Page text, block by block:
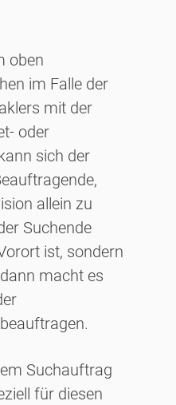
oben
im Falle der
mit der
oder
sich der
allein zu
Suchende
ist, sondern
macht es
Suchauftrag
für diesen